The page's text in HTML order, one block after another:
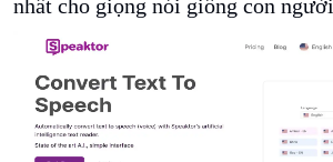
nhất cho giọng nói giống con người